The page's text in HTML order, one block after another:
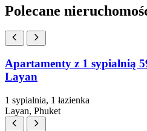
Polecane
Apartamenty z 1 sypialnią
Layan
1 sypialnia, 1 łazienka
Layan, Phuket